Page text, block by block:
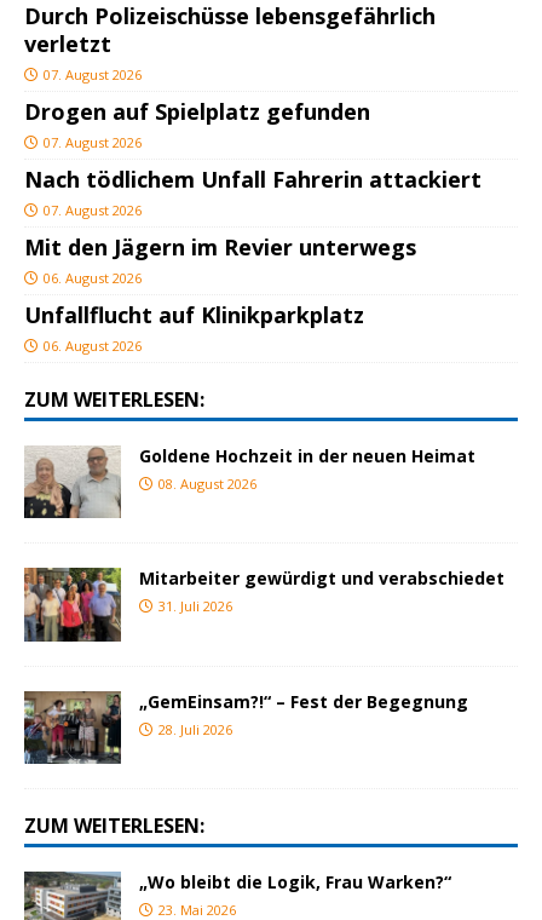
Durch Polizeischüsse lebensgefährlich
verletzt
07. August 2026
Drogen auf Spielplatz gefunden
07. August 2026
Nach tödlichem Unfall Fahrerin attackiert
07. August 2026
Mit den Jägern im Revier unterwegs
06. August 2026
Unfallflucht auf Klinikparkplatz
06. August 2026
ZUM WEITERLESEN:
Goldene Hochzeit in der neuen Heimat
08. August 2026
Mitarbeiter gewürdigt und verabschiedet
31. Juli 2026
„GemEinsam?!“ – Fest der Begegnung
28. Juli 2026
ZUM WEITERLESEN:
„Wo bleibt die Logik, Frau Warken?“
23. Mai 2026